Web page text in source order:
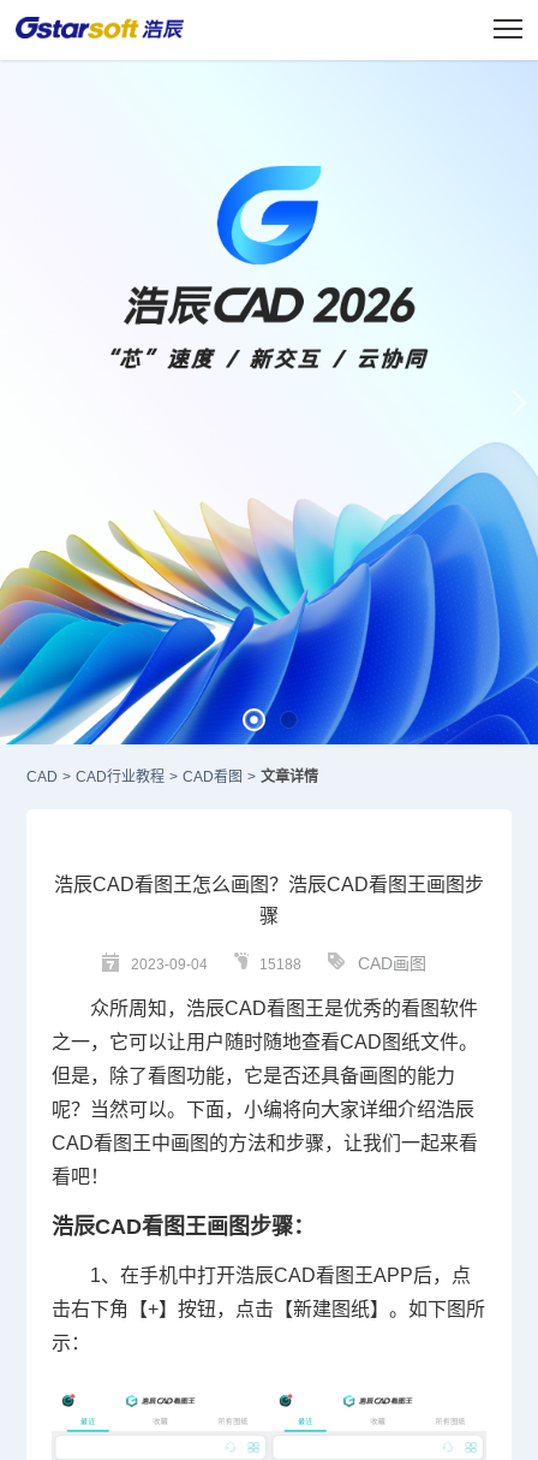
CAD > CAD行业教程 > CAD看图 > 文章详情
浩辰CAD看图王怎么画图？浩辰CAD看图王画图步
骤
2023-09-04 15188 CAD画图
众所周知，浩辰CAD看图王是优秀的看图软件
之一，它可以让用户随时随地查看CAD图纸文件。
但是，除了看图功能，它是否还具备画图的能力
呢？当然可以。下面，小编将向大家详细介绍浩辰
CAD看图王中画图的方法和步骤，让我们一起来看
看吧！
浩辰CAD看图王画图步骤：
1、在手机中打开浩辰CAD看图王APP后，点
击右下角【+】按钮，点击【新建图纸】。如下图所
示：